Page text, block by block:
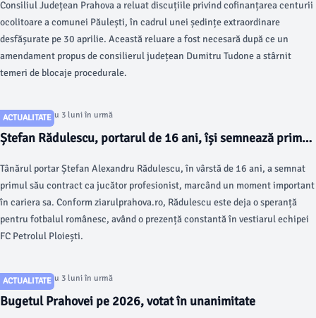
Consiliul Județean Prahova a reluat discuțiile privind cofinanțarea centurii
ocolitoare a comunei Păulești, în cadrul unei ședințe extraordinare
desfășurate pe 30 aprilie. Această reluare a fost necesară după ce un
amendament propus de consilierul județean Dumitru Tudone a stârnit
temeri de blocaje procedurale.
ACTUALITATE
Articol postat cu 3 luni în urmă
Ștefan Rădulescu, portarul de 16 ani, își semnează primul
Tânărul portar Ștefan Alexandru Rădulescu, în vârstă de 16 ani, a semnat
primul său contract ca jucător profesionist, marcând un moment important
în cariera sa. Conform ziarulprahova.ro, Rădulescu este deja o speranță
pentru fotbalul românesc, având o prezență constantă în vestiarul echipei
FC Petrolul Ploiești.
ACTUALITATE
Articol postat cu 3 luni în urmă
Bugetul Prahovei pe 2026, votat în unanimitate